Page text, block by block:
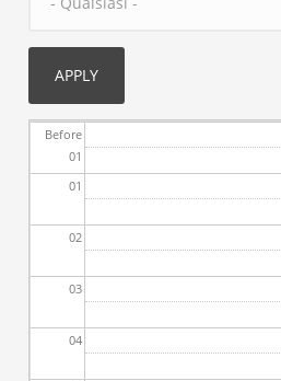
Before
01
01
02
03
04